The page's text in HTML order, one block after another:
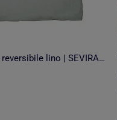
Completo letto bebè reversibile lino | SEVIRA KIDS